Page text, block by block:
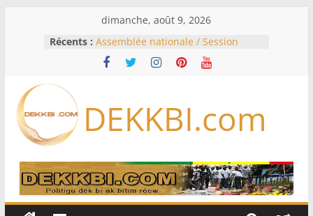
dimanche, août 9, 2026
Récents : Assemblée nationale / Session
extraordinaire: Six commissions
d’enquête à l’ordre du jour ce lundi
Bénin: Patrice Talon élu président
du Sénat, moins de trois mois
Pakistan et la Turquie signent un
accord de défense
RD Congo: Kinshasa interdit les
exportations de cuivre et de cobalt
DEKKBI.com